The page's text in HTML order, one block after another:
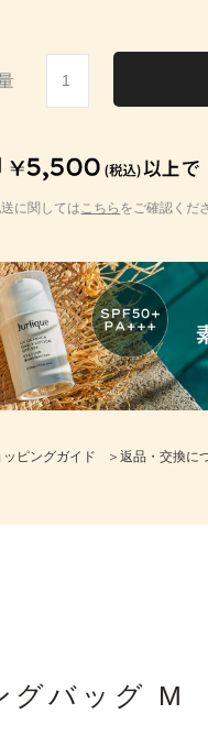
に関しては こちら をご確認くだ
ッピングガイド ＞返品・交換に
グバッグ M